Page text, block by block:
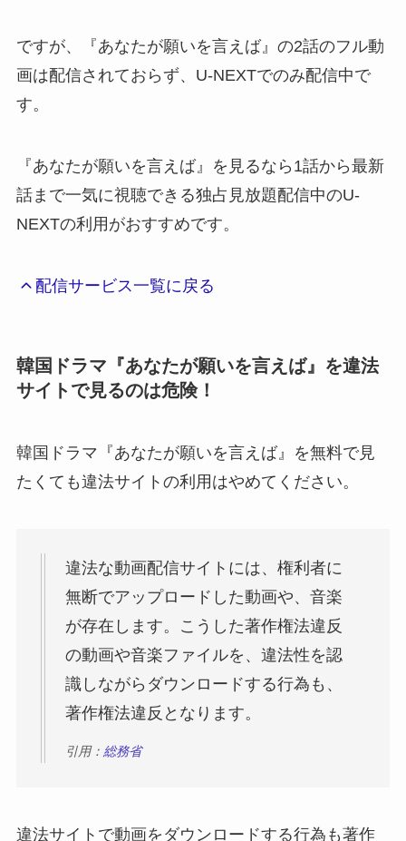
ですが、『あなたが願いを言えば』の2話のフル動
画は配信されておらず、U-NEXTでのみ配信中で
す。
『あなたが願いを言えば』を見るなら1話から最新
話まで一気に視聴できる独占見放題配信中のU-
NEXTの利用がおすすめです。
配信サービス一覧に戻る
韓国ドラマ『あなたが願いを言えば』を違法
サイトで見るのは危険！
韓国ドラマ『あなたが願いを言えば』を無料で見
たくても違法サイトの利用はやめてください。
違法な動画配信サイトには、権利者に
無断でアップロードした動画や、音楽
が存在します。こうした著作権法違反
の動画や音楽ファイルを、違法性を認
識しながらダウンロードする行為も、
著作権法違反となります。
引用： 総務省
違法サイトで動画をダウンロードする行為も著作